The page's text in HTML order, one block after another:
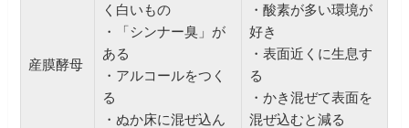
産膜酵母
く白いもの
・「シンナー臭」が
ある
・アルコールをつく
る
・ぬか床に混ぜ込ん
・酸素が多い環境が
好き
・表面近くに生息す
る
・かき混ぜて表面を
混ぜ込むと減る